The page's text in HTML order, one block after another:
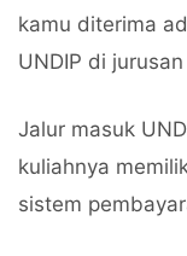
kamu diterima
UNDIP di
Jalur masuk
kuliahnya
sistem